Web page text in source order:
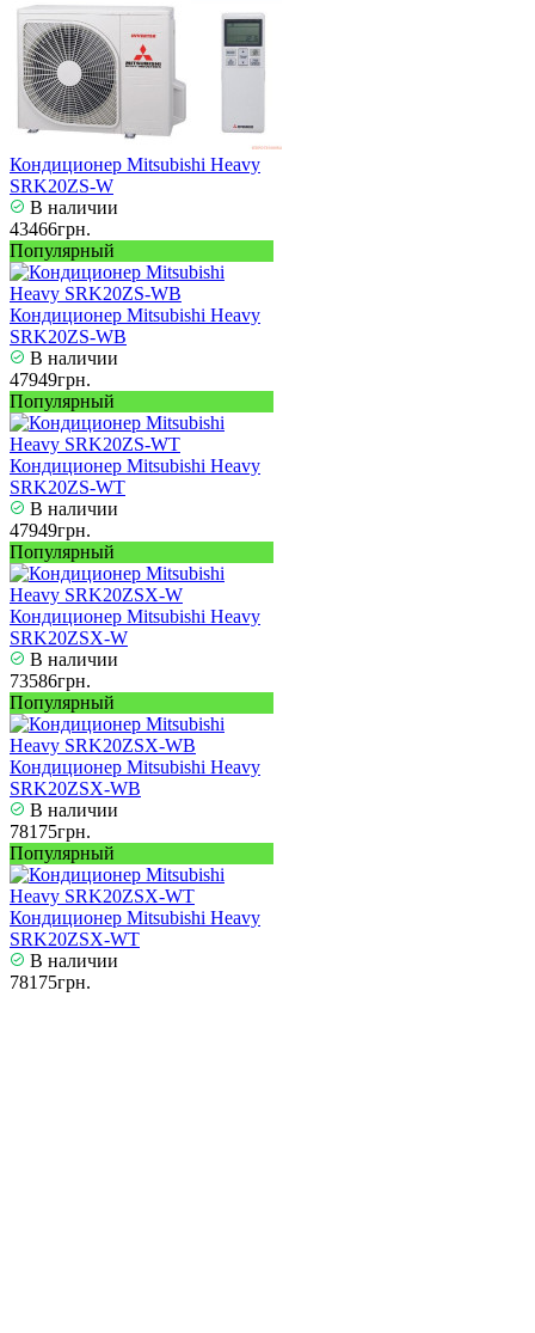
Кондиционер Mitsubishi Heavy
SRK20ZS-W
В наличии
43466грн.
Популярный
Кондиционер Mitsubishi Heavy
SRK20ZS-WB
В наличии
47949грн.
Популярный
Кондиционер Mitsubishi Heavy
SRK20ZS-WT
В наличии
47949грн.
Популярный
Кондиционер Mitsubishi Heavy
SRK20ZSX-W
В наличии
73586грн.
Популярный
Кондиционер Mitsubishi Heavy
SRK20ZSX-WB
В наличии
78175грн.
Популярный
Кондиционер Mitsubishi Heavy
SRK20ZSX-WT
В наличии
78175грн.